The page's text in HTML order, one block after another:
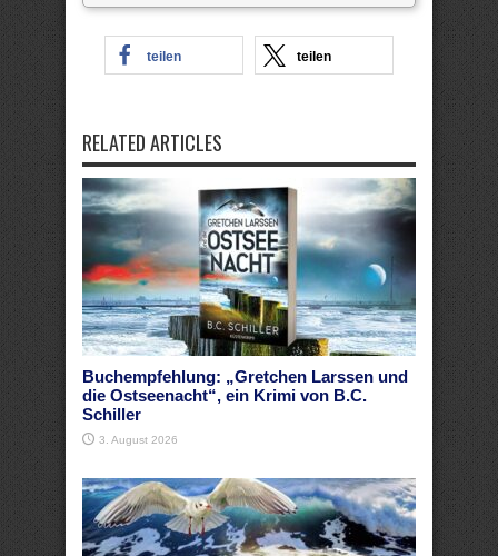
teilen teilen
RELATED ARTICLES
Buchempfehlung: „Gretchen Larssen und
die Ostseenacht“, ein Krimi von B.C.
Schiller
3. August 2026